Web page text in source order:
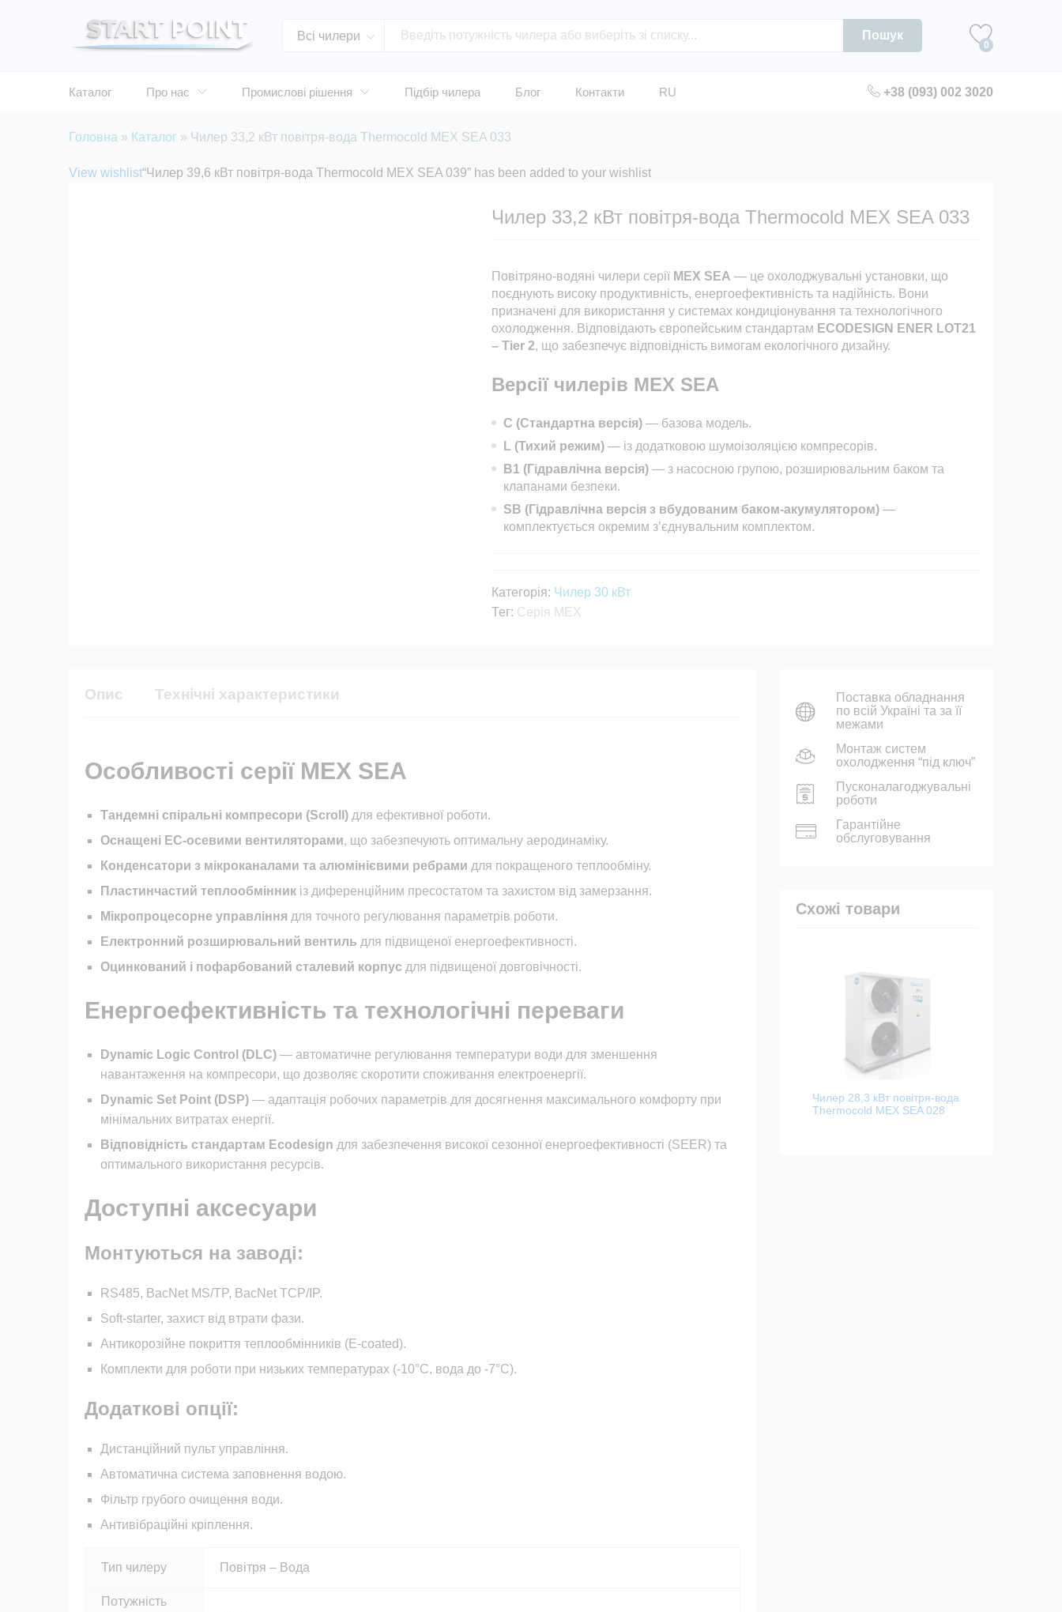
Всі чилери Пошук
0
Каталог Про нас Промислові рішення Підбір чилера Блог Контакти RU +38 (093) 002 3020
Головна » Каталог » Чилер 33,2 кВт повітря-вода Thermocold MEX SEA 033
View wishlist“Чилер 39,6 кВт повітря-вода Thermocold MEX SEA 039” has been added to your wishlist
Чилер 33,2 кВт повітря-вода Thermocold MEX SEA 033
Повітряно-водяні чилери серії MEX SEA — це охолоджувальні установки, що
поєднують високу продуктивність, енергоефективність та надійність. Вони
призначені для використання у системах кондиціонування та технологічного
охолодження. Відповідають європейським стандартам ECODESIGN ENER LOT21
– Tier 2, що забезпечує відповідність вимогам екологічного дизайну.
Версії чилерів MEX SEA
C (Стандартна версія) — базова модель.
L (Тихий режим) — із додатковою шумоізоляцією компресорів.
B1 (Гідравлічна версія) — з насосною групою, розширювальним баком та
клапанами безпеки.
SB (Гідравлічна версія з вбудованим баком-акумулятором) —
комплектується окремим з’єднувальним комплектом.
Категорія: Чилер 30 кВт
Тег: Серія MEX
Опис Технічні характеристики
Особливості серії MEX SEA
Тандемні спіральні компресори (Scroll) для ефективної роботи.
Оснащені EC-осевими вентиляторами, що забезпечують оптимальну аеродинаміку.
Конденсатори з мікроканалами та алюмінієвими ребрами для покращеного теплообміну.
Пластинчастий теплообмінник із диференційним пресостатом та захистом від замерзання.
Мікропроцесорне управління для точного регулювання параметрів роботи.
Електронний розширювальний вентиль для підвищеної енергоефективності.
Оцинкований і пофарбований сталевий корпус для підвищеної довговічності.
Енергоефективність та технологічні переваги
Dynamic Logic Control (DLC) — автоматичне регулювання температури води для зменшення
навантаження на компресори, що дозволяє скоротити споживання електроенергії.
Dynamic Set Point (DSP) — адаптація робочих параметрів для досягнення максимального комфорту при
мінімальних витратах енергії.
Відповідність стандартам Ecodesign для забезпечення високої сезонної енергоефективності (SEER) та
оптимального використання ресурсів.
Доступні аксесуари
Монтуються на заводі:
RS485, BacNet MS/TP, BacNet TCP/IP.
Soft-starter, захист від втрати фази.
Антикорозійне покриття теплообмінників (E-coated).
Комплекти для роботи при низьких температурах (-10°C, вода до -7°C).
Додаткові опції:
Дистанційний пульт управління.
Автоматична система заповнення водою.
Фільтр грубого очищення води.
Антивібраційні кріплення.
Тип чилеру Повітря – Вода
Потужність
Поставка обладнання
по всій Україні та за її
межами
Монтаж систем
охолодження “під ключ”
Пусконалагоджувальні
роботи
Гарантійне
обслуговування
Схожі товари
Чилер 28,3 кВт повітря-вода
Thermocold MEX SEA 028